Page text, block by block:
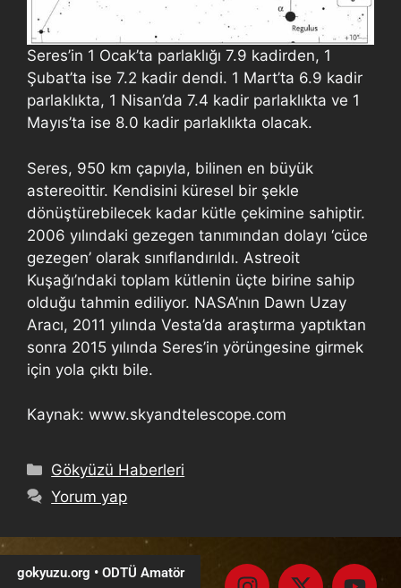
Seres’in 1 Ocak’ta parlaklığı 7.9 kadirden, 1
Şubat’ta ise 7.2 kadir dendi. 1 Mart’ta 6.9 kadir
parlaklıkta, 1 Nisan’da 7.4 kadir parlaklıkta ve 1
Mayıs’ta ise 8.0 kadir parlaklıkta olacak.
Seres, 950 km çapıyla, bilinen en büyük
astereoittir. Kendisini küresel bir şekle
dönüştürebilecek kadar kütle çekimine sahiptir.
2006 yılındaki gezegen tanımından dolayı ‘cüce
gezegen’ olarak sınıflandırıldı. Astreoit
Kuşağı’ndaki toplam kütlenin üçte birine sahip
olduğu tahmin ediliyor. NASA’nın Dawn Uzay
Aracı, 2011 yılında Vesta’da araştırma yaptıktan
sonra 2015 yılında Seres’in yörüngesine girmek
için yola çıktı bile.
Kaynak: www.skyandtelescope.com
Gökyüzü Haberleri
Yorum yap
gokyuzu.org • ODTÜ Amatör